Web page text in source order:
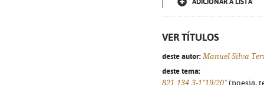
ADICIONAR À LISTA
VER TÍTULOS
deste autor: Manuel Silva
deste tema:
821.134.3-1"19/20"(poesia,